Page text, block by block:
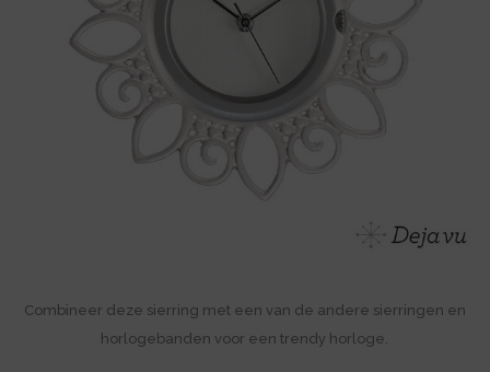
Combineer deze sierring met een van de andere sierringen en
horlogebanden voor een trendy horloge.